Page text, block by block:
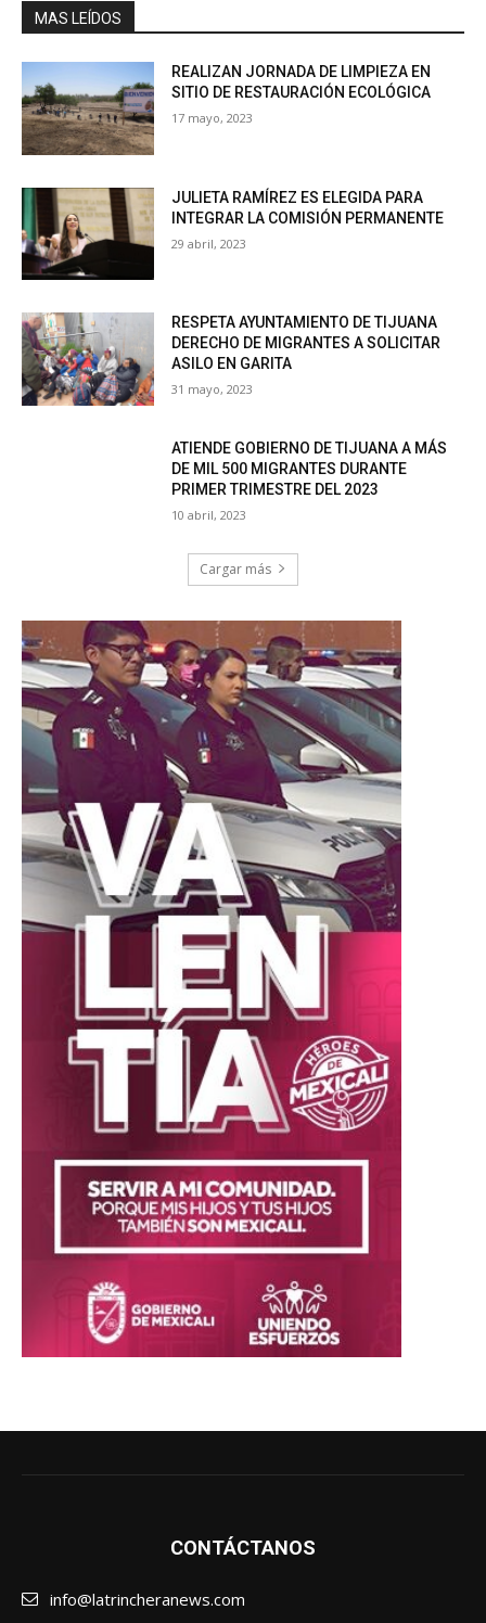
MAS LEÍDOS
REALIZAN JORNADA DE LIMPIEZA EN
SITIO DE RESTAURACIÓN ECOLÓGICA
17 mayo, 2023
JULIETA RAMÍREZ ES ELEGIDA PARA
INTEGRAR LA COMISIÓN PERMANENTE
29 abril, 2023
RESPETA AYUNTAMIENTO DE TIJUANA
DERECHO DE MIGRANTES A SOLICITAR
ASILO EN GARITA
31 mayo, 2023
ATIENDE GOBIERNO DE TIJUANA A MÁS
DE MIL 500 MIGRANTES DURANTE
PRIMER TRIMESTRE DEL 2023
10 abril, 2023
Cargar más
CONTÁCTANOS
info@latrincheranews.com